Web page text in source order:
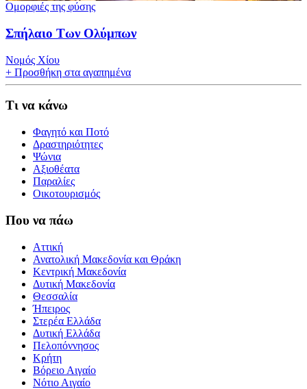
Ομορφιές της φύσης
Σπήλαιο Των Ολύμπων
Νομός Χίου
+ Προσθήκη στα αγαπημένα
Τι να κάνω
Φαγητό και Ποτό
Δραστηριότητες
Ψώνια
Αξιοθέατα
Παραλίες
Οικοτουρισμός
Που να πάω
Αττική
Ανατολική Μακεδονία και Θράκη
Κεντρική Μακεδονία
Δυτική Μακεδονία
Θεσσαλία
Ήπειρος
Στερέα Ελλάδα
Δυτική Ελλάδα
Πελοπόννησος
Κρήτη
Βόρειο Αιγαίο
Νότιο Αιγαίο